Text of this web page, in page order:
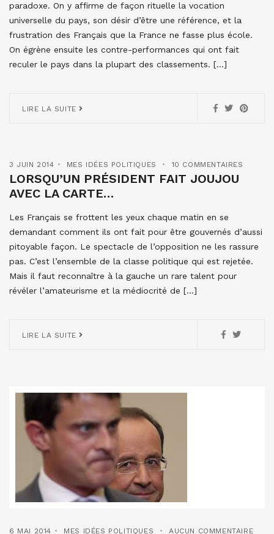
paradoxe. On y affirme de façon rituelle la vocation
universelle du pays, son désir d’être une référence, et la
frustration des Français que la France ne fasse plus école.
On égrène ensuite les contre-performances qui ont fait
reculer le pays dans la plupart des classements. […]
LIRE LA SUITE
3 JUIN 2014 MES IDÉES POLITIQUES 10 COMMENTAIRES
LORSQU’UN PRÉSIDENT FAIT JOUJOU
AVEC LA CARTE…
Les Français se frottent les yeux chaque matin en se
demandant comment ils ont fait pour être gouvernés d’aussi
pitoyable façon. Le spectacle de l’opposition ne les rassure
pas. C’est l’ensemble de la classe politique qui est rejetée.
Mais il faut reconnaître à la gauche un rare talent pour
révéler l’amateurisme et la médiocrité de […]
LIRE LA SUITE
6 MAI 2014 MES IDÉES POLITIQUES AUCUN COMMENTAIRE